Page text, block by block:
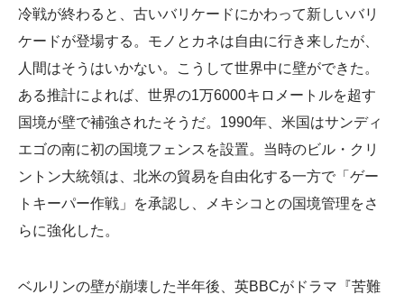
冷戦が終わると、古いバリケードにかわって新しいバリ
ケードが登場する。モノとカネは自由に行き来したが、
人間はそうはいかない。こうして世界中に壁ができた。
ある推計によれば、世界の1万6000キロメートルを超す
国境が壁で補強されたそうだ。1990年、米国はサンディ
エゴの南に初の国境フェンスを設置。当時のビル・クリ
ントン大統領は、北米の貿易を自由化する一方で「ゲー
トキーパー作戦」を承認し、メキシコとの国境管理をさ
らに強化した。
ベルリンの壁が崩壊した半年後、英BBCがドラマ『苦難